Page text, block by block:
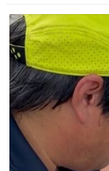
ト
数
数